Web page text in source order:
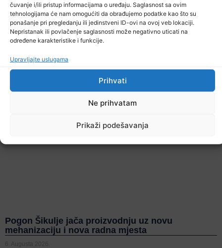
čuvanje i/ili pristup informacijama o uređaju. Saglasnost sa ovim
tehnologijama će nam omogućiti da obrađujemo podatke kao što su
ponašanje pri pregledanju ili jedinstveni ID-ovi na ovoj veb lokaciji.
Nepristanak ili povlačenje saglasnosti može negativno uticati na
određene karakteristike i funkcije.
Upravljajte uslugama
Prihvati
Ne prihvatam
Prikaži podešavanja
Pogon Šikulje jača proizvodnju uz novu
mehanizaciju i nova radna mjesta
6. Augusta 2026.